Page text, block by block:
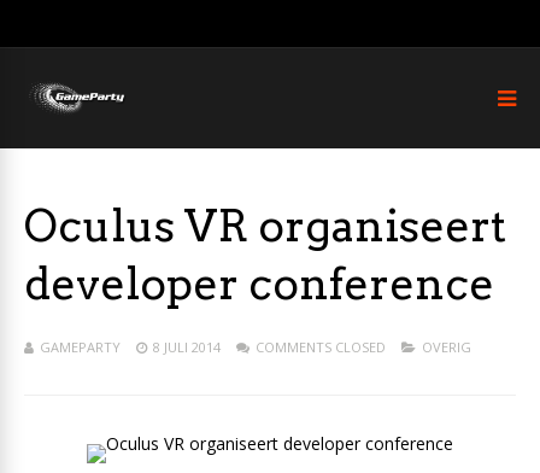
Oculus VR organiseert
developer conference
GAMEPARTY 8 JULI 2014 COMMENTS CLOSED OVERIG